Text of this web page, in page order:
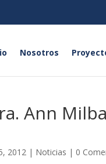
Nosotros
Ann
2012 | Noticias | 0